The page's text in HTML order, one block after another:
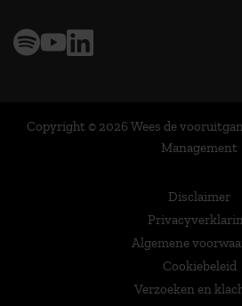
Copyright © 2026 Wees de
Management
Disclaimer
Algemene
Cookiebeleid
Verzoeken en